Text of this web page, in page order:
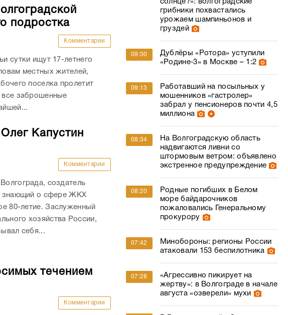
подростка
Комментарии
сутки ищут 17-летнего
местных жителей,
поселка пролетит
все заброшенные
Капустин
Комментарии
создатель
знающий о сфере ЖКХ
80-летие. Заслуженный
хозяйства России,
себя...
течением
Комментарии
солнце?»: волгоградские
грибники похвастались
урожаем шампиньонов и
груздей
09:30
Дублёры «Ротора» уступили
«Родине‑3» в Москве – 1:2
09:13
Работавший на посыльных у
мошенников «гастролер»
забрал у пенсионеров почти 4,5
миллиона
08:34
На Волгоградскую область
надвигаются ливни со
штормовым ветром: объявлено
экстренное предупреждение
08:20
Родные погибших в Белом
море байдарочников
пожаловались Генеральному
прокурору
07:42
Минобороны: регионы России
атаковали 153 беспилотника
07:28
«Агрессивно пикирует на
жертву»: в Волгограде в начале
августа «озверели» мухи